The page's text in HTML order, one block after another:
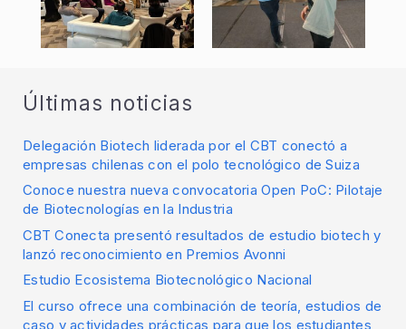
Últimas noticias
Delegación Biotech liderada por el CBT conectó a
empresas chilenas con el polo tecnológico de Suiza
Conoce nuestra nueva convocatoria Open PoC: Pilotaje
de Biotecnologías en la Industria
CBT Conecta presentó resultados de estudio biotech y
lanzó reconocimiento en Premios Avonni
Estudio Ecosistema Biotecnológico Nacional
El curso ofrece una combinación de teoría, estudios de
caso y actividades prácticas para que los estudiantes